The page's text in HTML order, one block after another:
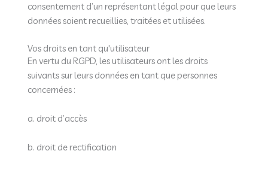
consentement d’un représentant légal pour que leurs
données soient recueillies, traitées et utilisées.
Vos droits en tant qu'utilisateur
En vertu du RGPD, les utilisateurs ont les droits
suivants sur leurs données en tant que personnes
concernées :
a. droit d’accès
b. droit de rectification